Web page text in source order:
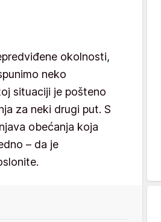
okolnosti,
neko
situaciji je pošteno
za neki drugi put. S
obećanja koja
– da je